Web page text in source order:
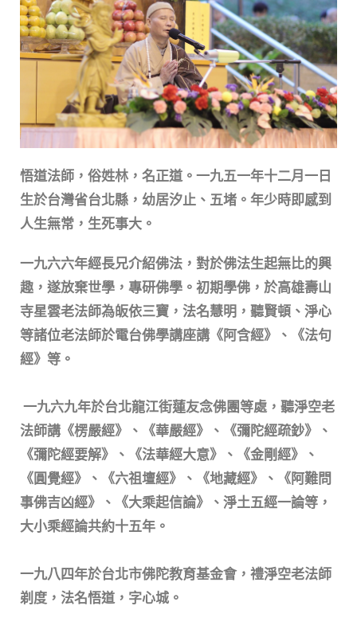
悟道法師，俗姓林，名正道。一九五一年十二月一日
生於台灣省台北縣，幼居汐止、五堵。年少時即感到
人生無常，生死事大。
一九六六年經長兄介紹佛法，對於佛法生起無比的興
趣，遂放棄世學，專研佛學。初期學佛，於高雄壽山
寺星雲老法師為皈依三寶，法名慧明，聽賢頓、淨心
等諸位老法師於電台佛學講座講《阿含經》、《法句
經》等。
一九六九年於台北龍江街蓮友念佛團等處，聽淨空老
法師講《楞嚴經》、《華嚴經》、《彌陀經疏鈔》、
《彌陀經要解》、《法華經大意》、《金剛經》、
《圓覺經》、《六祖壇經》、《地藏經》、《阿難問
事佛吉凶經》、《大乘起信論》、淨土五經一論等，
大小乘經論共約十五年。
一九八四年於台北市佛陀教育基金會，禮淨空老法師
剃度，法名悟道，字心城。